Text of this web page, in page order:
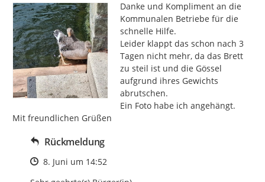
Danke und Kompliment an die
Kommunalen Betriebe für die
schnelle Hilfe.
Leider klappt das schon nach 3
Tagen nicht mehr, da das Brett
zu steil ist und die Gössel
aufgrund ihres Gewichts
abrutschen.
Ein Foto habe ich angehängt.
Mit freundlichen Grüßen
Rückmeldung
Zeitpunkt des Erstellens
8. Juni um 14:52